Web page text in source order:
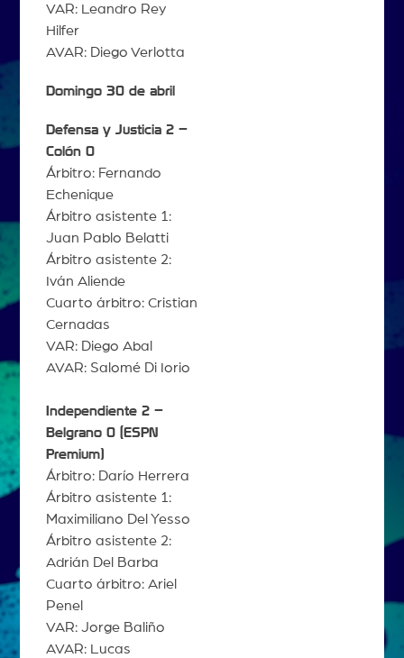
VAR: Leandro Rey
Hilfer
AVAR: Diego Verlotta
Domingo 30 de abril
Defensa y Justicia 2 –
Colón 0
Árbitro: Fernando
Echenique
Árbitro asistente 1:
Juan Pablo Belatti
Árbitro asistente 2:
Iván Aliende
Cuarto árbitro: Cristian
Cernadas
VAR: Diego Abal
AVAR: Salomé Di Iorio
Independiente 2 –
Belgrano 0 (ESPN
Premium)
Árbitro: Darío Herrera
Árbitro asistente 1:
Maximiliano Del Yesso
Árbitro asistente 2:
Adrián Del Barba
Cuarto árbitro: Ariel
Penel
VAR: Jorge Baliño
AVAR: Lucas